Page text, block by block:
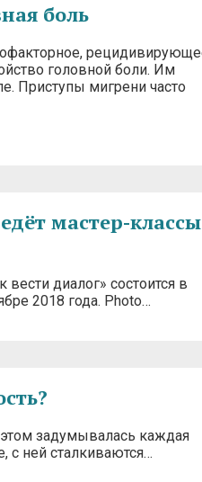
боль
головной боли. Им
Приступы мигрени часто
мастер-
диалог» состоится в
2018 года. Photo…
задумывалась каждая
с ней сталкиваются…